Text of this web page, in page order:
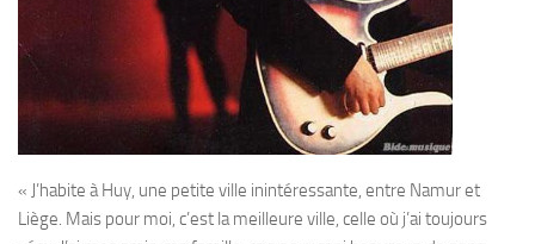
« J’habite à Huy, une petite ville inintéressante, entre Namur et
Liège. Mais pour moi, c’est la meilleure ville, celle où j’ai toujours